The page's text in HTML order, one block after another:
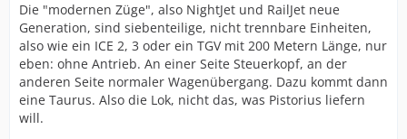
Die "modernen Züge", also NightJet und RailJet neue
Generation, sind siebenteilige, nicht trennbare Einheiten,
also wie ein ICE 2, 3 oder ein TGV mit 200 Metern Länge, nur
eben: ohne Antrieb. An einer Seite Steuerkopf, an der
anderen Seite normaler Wagenübergang. Dazu kommt dann
eine Taurus. Also die Lok, nicht das, was Pistorius liefern
will.